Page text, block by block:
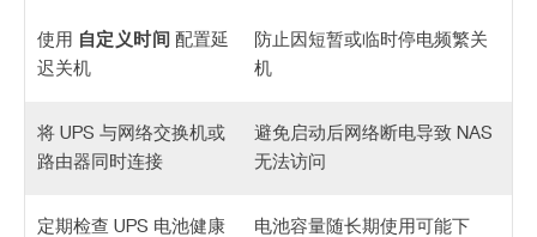
使用 自定义时间 配置延
迟关机
防止因短暂或临时停电频繁关
机
将 UPS 与网络交换机或
路由器同时连接
避免启动后网络断电导致 NAS
无法访问
定期检查 UPS 电池健康
电池容量随长期使用可能下